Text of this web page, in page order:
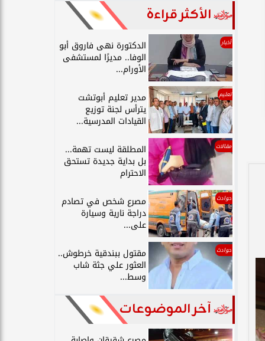
الأكثر قراءة
أخبار الدكتورة نهى فاروق أبو
الوفا.. مديرًا لمستشفى
الأورام...
تعليم مدير تعليم أبوتشت
يترأس لجنة توزيع
القيادات المدرسية...
مقالات المطلقة ليست تهمة...
بل بداية جديدة تستحق
الاحترام
حوادث مصرع شخص في تصادم
دراجة نارية وسيارة
على...
حوادث مقتول ببندقية خرطوش..
العثور علي جثة شاب
وسط...
آخر الموضوعات